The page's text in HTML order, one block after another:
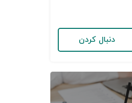
دنبال کردن